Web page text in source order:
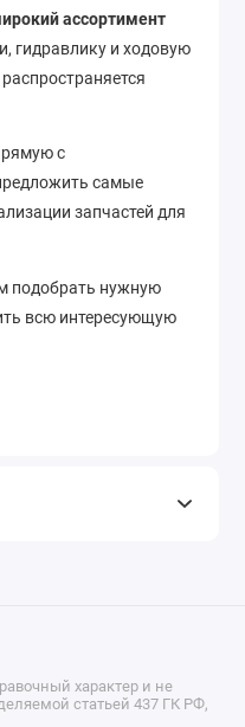
ассортимент
гидравлику и ходовую
с
самые
запчастей для
подобрать нужную
всю интересующую
характер и не
статьей 437 ГК РФ,